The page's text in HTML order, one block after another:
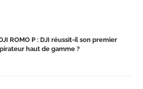
ROMO P : DJI réussit-il son premier
haut de gamme ?